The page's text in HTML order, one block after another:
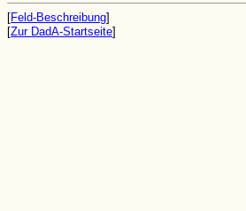
[Feld-Beschreibung]
[Zur DadA-Startseite]